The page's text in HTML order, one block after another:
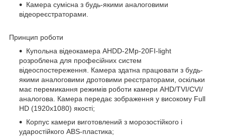
Камера сумісна з будь-якими аналоговими
відеореєстраторами.
Принцип роботи
Купольна відеокамера AHDD-2Mp-20FI-light
розроблена для професійних систем
відеоспостереження. Камера здатна працювати з будь-
якими аналоговими дротовими реєстраторами, оскільки
має перемикання режимів роботи камери AHD/TVI/CVI/
аналогова. Камера передає зображення у високому Full
HD (1920х1080) якості;
Корпус камери виготовлений з морозостійкого і
ударостійкого ABS-пластика;